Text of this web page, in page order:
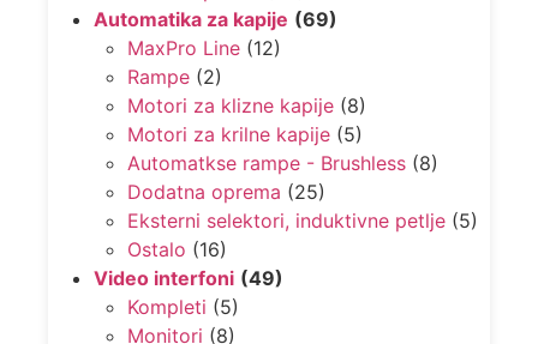
Automatika za kapije (69)
MaxPro Line (12)
Rampe (2)
Motori za klizne kapije (8)
Motori za krilne kapije (5)
Automatkse rampe - Brushless (8)
Dodatna oprema (25)
Eksterni selektori, induktivne petlje (5)
Ostalo (16)
Video interfoni (49)
Kompleti (5)
Monitori (8)